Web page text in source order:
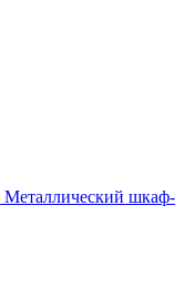
Металлический шкаф-